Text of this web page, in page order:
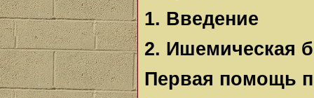
1. Введение
2. Ишемическая
Первая помощь